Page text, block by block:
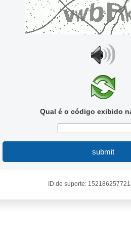
Qual é o código exibido
submit
ID de suporte: